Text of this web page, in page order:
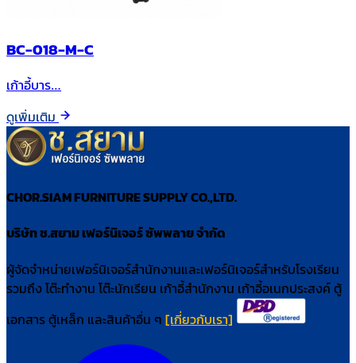
BC-018-M-C
เก้าอี้บาร…
ดูเพิ่มเติม
CHOR.SIAM FURNITURE SUPPLY CO.,LTD.
บริษัท ช.สยาม เฟอร์นิเจอร์ ซัพพลาย จำกัด
ผู้จัดจำหน่ายเฟอร์นิเจอร์สำนักงานและเฟอร์นิเจอร์สำหรับโรงเรียน
รวมถึง โต๊ะทำงาน โต๊ะนักเรียน เก้าอี้สำนักงาน เก้าอี้อเนกประสงค์ ตู้
เอกสาร ตู้เหล็ก และสินค้าอื่น ๆ [เกี่ยวกับเรา]